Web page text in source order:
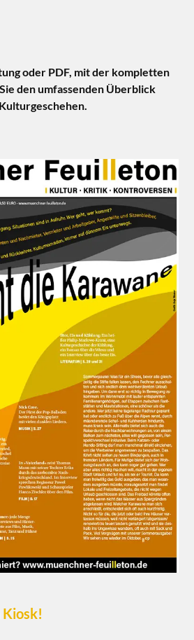
oder PDF, mit der kompletten
den umfassenden Überblick
Kiosk!